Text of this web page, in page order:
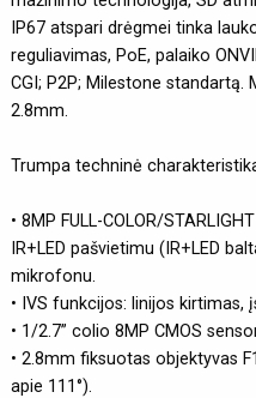
IP67 atspari drėgmei tinka
reguliavimas, PoE, palaiko
CGI; P2P; Milestone standartą.
2.8mm.
Trumpa techninė
• 8MP FULL-COLOR/
IR+LED pašvietimu (IR+LED
mikrofonu.
• IVS funkcijos: linijos kirtimas,
• 1/2.7” colio 8MP CMOS
• 2.8mm fiksuotas objektyvas
apie 111°).